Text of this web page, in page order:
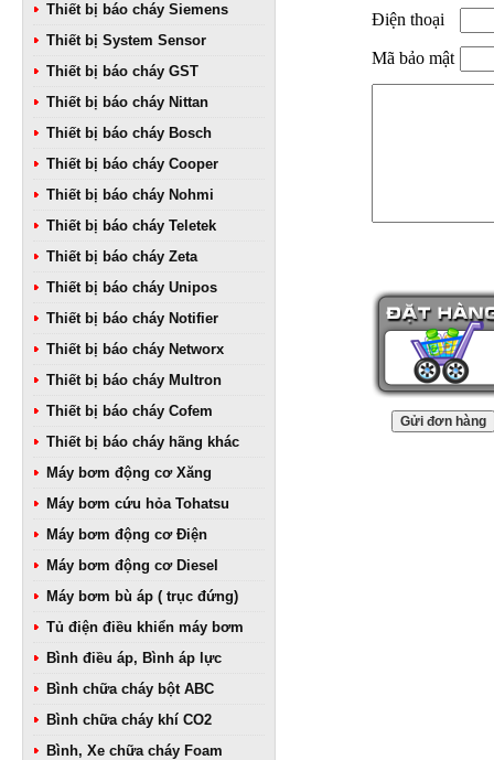
Thiết bị báo cháy Siemens
Thiết bị System Sensor
Thiết bị báo cháy GST
Thiết bị báo cháy Nittan
Thiết bị báo cháy Bosch
Thiết bị báo cháy Cooper
Thiết bị báo cháy Nohmi
Thiết bị báo cháy Teletek
Thiết bị báo cháy Zeta
Thiết bị báo cháy Unipos
Thiết bị báo cháy Notifier
Thiết bị báo cháy Networx
Thiết bị báo cháy Multron
Thiết bị báo cháy Cofem
Thiết bị báo cháy hãng khác
Máy bơm động cơ Xăng
Máy bơm cứu hỏa Tohatsu
Máy bơm động cơ Điện
Máy bơm động cơ Diesel
Máy bơm bù áp ( trục đứng)
Tủ điện điều khiển máy bơm
Bình điều áp, Bình áp lực
Bình chữa cháy bột ABC
Bình chữa cháy khí CO2
Bình, Xe chữa cháy Foam
Điện thoại
Mã bảo mật